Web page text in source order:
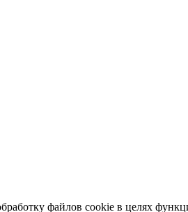
файлов cookie в целях